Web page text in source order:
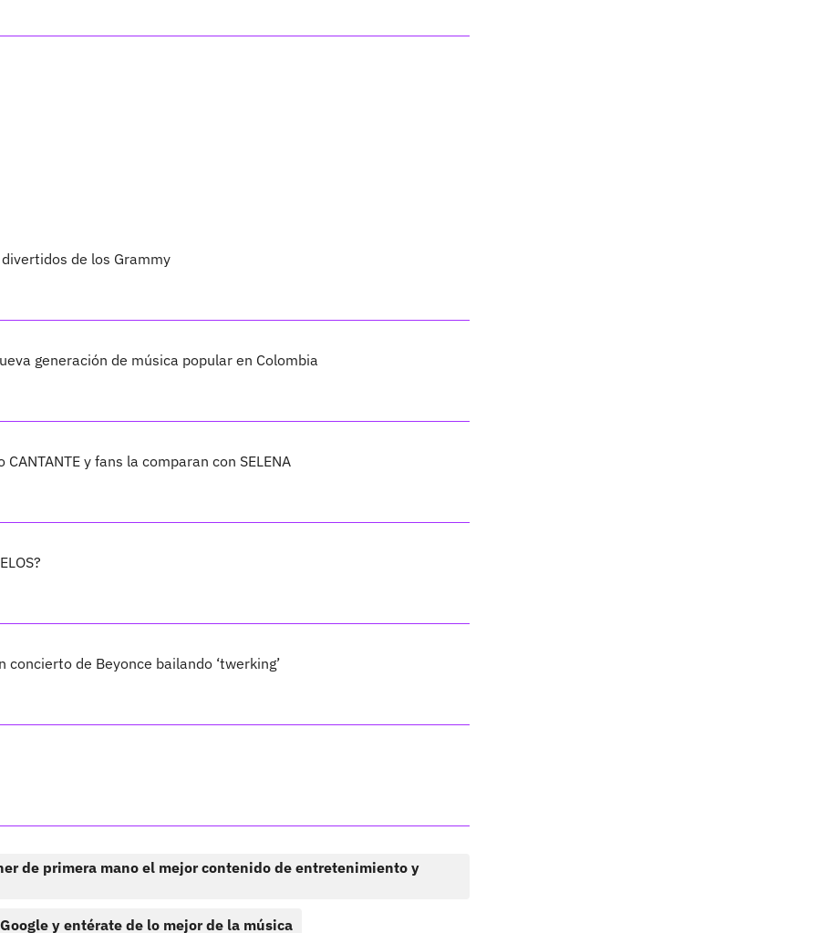
de los Grammy
generación de música popular en Colombia
y fans la comparan con SELENA
de Beyonce bailando ‘twerking’
de primera mano el mejor contenido de entretenimiento y
y entérate de lo mejor de la música